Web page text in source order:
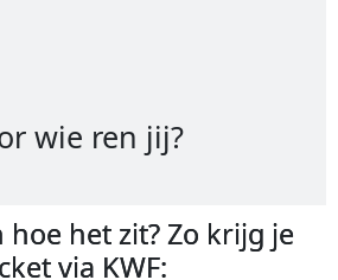
wie ren jij?
hoe het zit? Zo krijg je
via KWF: